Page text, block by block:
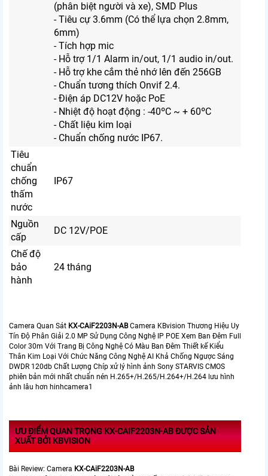
(phân biệt người và xe), SMD Plus
- Tiêu cự 3.6mm (Có thể lựa chọn 2.8mm,
6mm)
- Tích hợp mic
- Hỗ trợ 1/1 Alarm in/out, 1/1 audio in/out.
- Hỗ trợ khe cắm thẻ nhớ lên đến 256GB
- Chuẩn tương thích Onvif 2.4.
- Điện áp DC12V hoặc PoE
- Nhiệt độ hoạt động : -40ºC ~ + 60ºC
- Chất liệu kim loại
- Chuẩn chống nước IP67.
Tiêu
chuẩn
chống
thấm
nước
IP67
Nguồn
cấp
DC 12V/POE
Chế độ
bảo
hành
24 tháng
Camera Quan Sát KX-CAiF2203N-ABCamera KBvision Thương Hiệu Uy
Tín Độ Phân Giải 2.0 MP Sử Dụng Công Nghệ IP POE Xem Ban Đêm Full
Color 30m Với Trang Bị Công Nghệ Có Màu Ban Đêm Thiết kế Kiểu
Thân Kim Loại Với Chức Năng Công Nghệ AI Khả Chống Ngược Sáng
DWDR 120db Chất Lượng Chíp xử lý hình ảnh Sony STARVIS CMOS
phiên bản mới nhất chuẩn nén H.265+/H.265/H.264+/H.264 lưu hình
ảnh lâu hơn hinhcamera1
ƯU ĐIỂM QUAN TRỌNG KX-CAIF2203N-AB ĐƯỢC SẢN
XUẤT BỞI KBVISION
Bài Review: Camera KX-CAiF2203N-AB